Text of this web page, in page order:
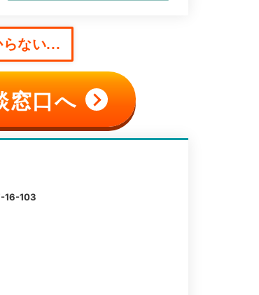
らない...
窓口へ
16-103